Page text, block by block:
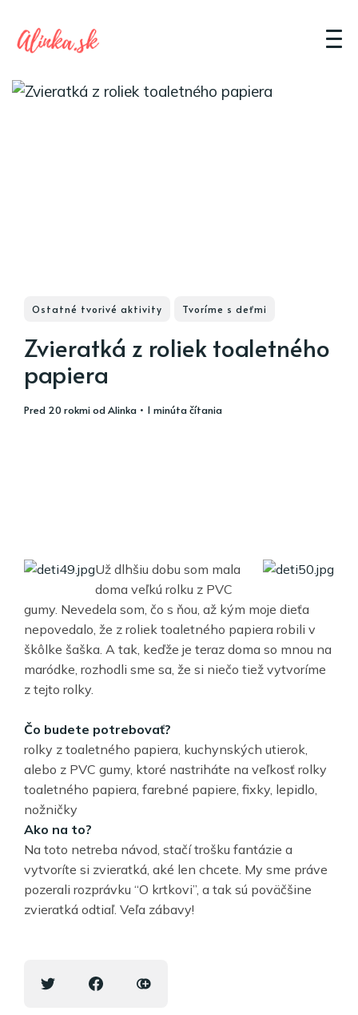
Ostatné tvorivé aktivity Tvoríme s deťmi
Zvieratká z roliek toaletného
papiera
pred 20 rokmiodAlinka • 1 minúta čítania
Už dlhšiu dobu som mala
doma veľkú rolku z PVC
gumy. Nevedela som, čo s ňou, až kým moje dieťa
nepovedalo, že z roliek toaletného papiera robili v
škôlke šaška. A tak, keďže je teraz doma so mnou na
maródke, rozhodli sme sa, že si niečo tiež vytvoríme
z tejto rolky.
Čo budete potrebovať?
rolky z toaletného papiera, kuchynských utierok,
alebo z PVC gumy, ktoré nastriháte na veľkosť rolky
toaletného papiera, farebné papiere, fixky, lepidlo,
nožničky
Ako na to?
Na toto netreba návod, stačí trošku fantázie a
vytvoríte si zvieratká, aké len chcete. My sme práve
pozerali rozprávku “O krtkovi”, a tak sú poväčšine
zvieratká odtiaľ. Veľa zábavy!